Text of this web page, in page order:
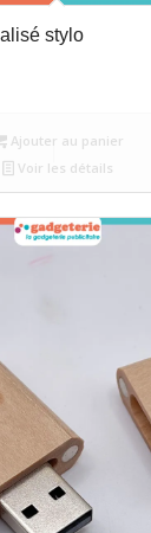
stylo
Ajouter au panier
Voir les détails